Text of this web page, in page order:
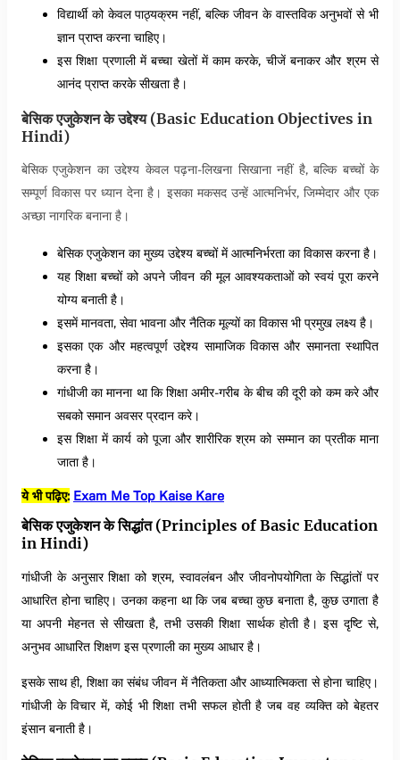
विद्यार्थी को केवल पाठ्यक्रम नहीं, बल्कि जीवन के वास्तविक अनुभवों से भी
ज्ञान प्राप्त करना चाहिए।
इस शिक्षा प्रणाली में बच्चा खेतों में काम करके, चीजें बनाकर और श्रम से
आनंद प्राप्त करके सीखता है।
बेसिक एजुकेशन के उद्देश्य (Basic Education Objectives in
Hindi)
बेसिक एजुकेशन का उद्देश्य केवल पढ़ना-लिखना सिखाना नहीं है, बल्कि बच्चों के
सम्पूर्ण विकास पर ध्यान देना है। इसका मकसद उन्हें आत्मनिर्भर, जिम्मेदार और एक
अच्छा नागरिक बनाना है।
बेसिक एजुकेशन का मुख्य उद्देश्य बच्चों में आत्मनिर्भरता का विकास करना है।
यह शिक्षा बच्चों को अपने जीवन की मूल आवश्यकताओं को स्वयं पूरा करने
योग्य बनाती है।
इसमें मानवता, सेवा भावना और नैतिक मूल्यों का विकास भी प्रमुख लक्ष्य है।
इसका एक और महत्वपूर्ण उद्देश्य सामाजिक विकास और समानता स्थापित
करना है।
गांधीजी का मानना था कि शिक्षा अमीर-गरीब के बीच की दूरी को कम करे और
सबको समान अवसर प्रदान करे।
इस शिक्षा में कार्य को पूजा और शारीरिक श्रम को सम्मान का प्रतीक माना
जाता है।
ये भी पढ़िए: Exam Me Top Kaise Kare
बेसिक एजुकेशन के सिद्धांत (Principles of Basic Education
in Hindi)
गांधीजी के अनुसार शिक्षा को श्रम, स्वावलंबन और जीवनोपयोगिता के सिद्धांतों पर
आधारित होना चाहिए। उनका कहना था कि जब बच्चा कुछ बनाता है, कुछ उगाता है
या अपनी मेहनत से सीखता है, तभी उसकी शिक्षा सार्थक होती है। इस दृष्टि से,
अनुभव आधारित शिक्षण इस प्रणाली का मुख्य आधार है।
इसके साथ ही, शिक्षा का संबंध जीवन में नैतिकता और आध्यात्मिकता से होना चाहिए।
गांधीजी के विचार में, कोई भी शिक्षा तभी सफल होती है जब वह व्यक्ति को बेहतर
इंसान बनाती है।